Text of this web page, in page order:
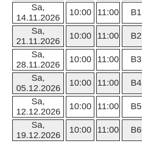
Sa,
14.11.2026
10:00 11:00 B1
Sa,
21.11.2026
10:00 11:00 B2
Sa,
28.11.2026
10:00 11:00 B3
Sa,
05.12.2026
10:00 11:00 B4
Sa,
12.12.2026
10:00 11:00 B5
Sa,
19.12.2026
10:00 11:00 B6